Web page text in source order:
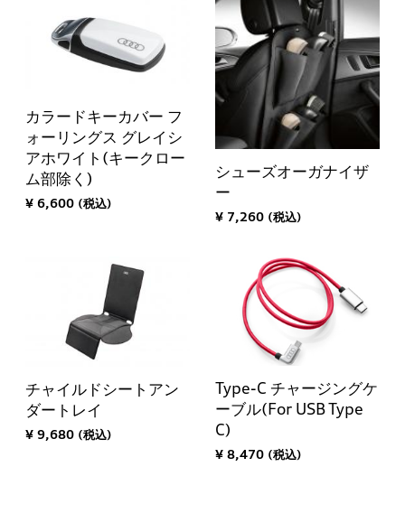
カラードキーカバー フ
ォーリングス グレイシ
アホワイト(キークロー
ム部除く)
¥ 6,600 (税込)
シューズオーガナイザ
ー
¥ 7,260 (税込)
チャイルドシートアン
ダートレイ
¥ 9,680 (税込)
Type-C チャージングケ
ーブル(For USB Type
C)
¥ 8,470 (税込)